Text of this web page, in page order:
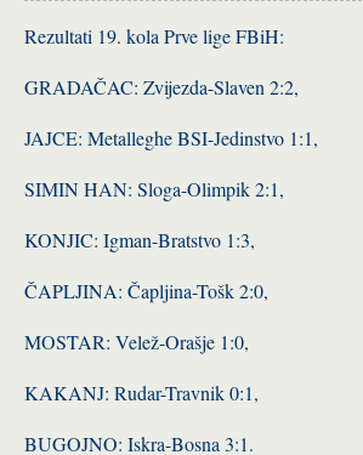
Rezultati 19. kola Prve lige FBiH:
GRADAČAC: Zvijezda-Slaven 2:2,
JAJCE: Metalleghe BSI-Jedinstvo 1:1,
SIMIN HAN: Sloga-Olimpik 2:1,
KONJIC: Igman-Bratstvo 1:3,
ČAPLJINA: Čapljina-Tošk 2:0,
MOSTAR: Velež-Orašje 1:0,
KAKANJ: Rudar-Travnik 0:1,
BUGOJNO: Iskra-Bosna 3:1.